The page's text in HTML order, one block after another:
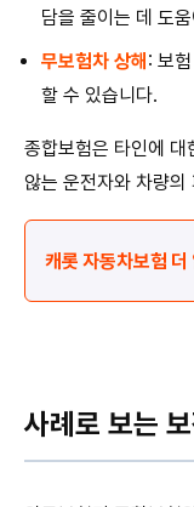
담을 줄이는 데 도
무보험차 상해 : 보
할 수 있습니다.
종합보험은 타인에 대
않는 운전자와 차량의
캐롯 자동차보험 더
사례로 보는